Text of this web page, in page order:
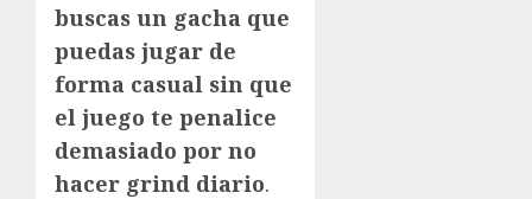
buscas un gacha que
puedas jugar de
forma casual sin que
el juego te penalice
demasiado por no
hacer grind diario.